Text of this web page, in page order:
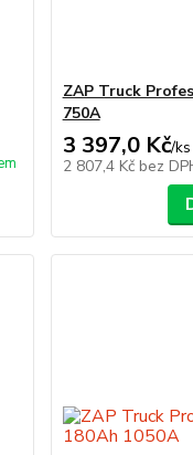
ZAP Truck
750A
3 397,0 Kč/ks
2 807,4 Kč bez